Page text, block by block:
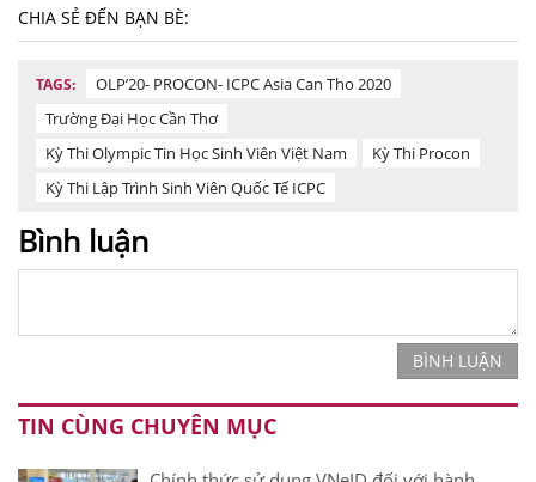
CHIA SẺ ĐẾN BẠN BÈ:
TAGS:
OLP’20- PROCON- ICPC Asia Can Tho 2020
Trường Đại Học Cần Thơ
Kỳ Thi Olympic Tin Học Sinh Viên Việt Nam
Kỳ Thi Procon
Kỳ Thi Lập Trình Sinh Viên Quốc Tế ICPC
Bình luận
BÌNH LUẬN
TIN CÙNG CHUYÊN MỤC